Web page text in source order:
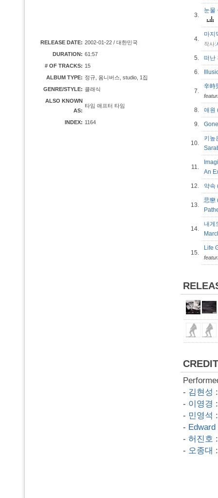
RELEASE DATE: 2002-01-22 / 대한민국
DURATION: 61:57
# OF TRACKS: 15
ALBUM TYPE: 정규, 옴니버스, studio, 1집
GENRE/STYLE: 클래식
ALSO KNOWN
AS:
타임 애프터 타임
INDEX: 1164
3.
눈물
4.
마지
작사:
5. 떠난
6.
7.
辛時
8. 애원
9.
10.
키높
11.
An
12. 약속
13.
悲戀
14.
내게
15.
Life
- 김현성
- 이영경
- 민영석
-
- 허진호
- 오종대